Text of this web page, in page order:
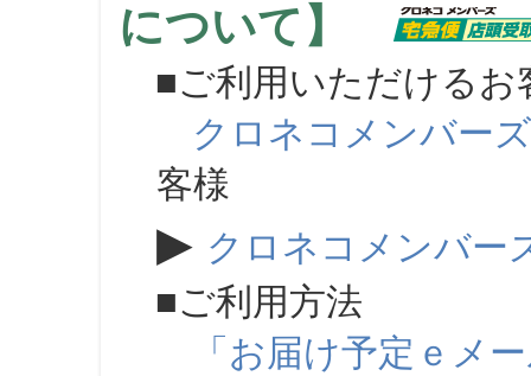
について】
■ご利用いただけるお
クロネコメンバーズ
客様
▶ クロネコメンバー
■ご利用方法
「お届け予定ｅメ